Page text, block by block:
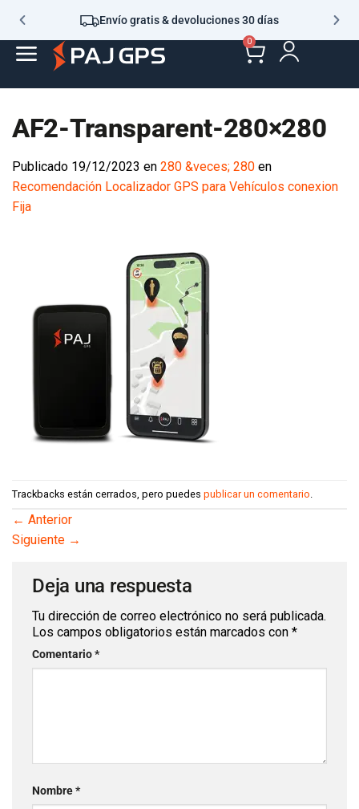
Envío gratis & devoluciones 30 días
0
AF2-Transparent-280×280
Publicado 19/12/2023 en 280 &veces; 280 en
Recomendación Localizador GPS para Vehículos conexion
Fija
Trackbacks están cerrados, pero puedes publicar un comentario
← Anterior
Siguiente →
Deja una respuesta
Tu dirección de correo electrónico no será publicada.
Los campos obligatorios están marcados con *
Comentario*
Nombre*